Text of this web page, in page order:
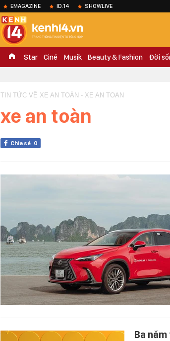
EMAGAZINE ID.14 SHOWLIVE
Star Ciné Musik Beauty & Fashion Đời
TIN TỨC VỀ XE AN TOÀN - XE AN TOAN
xe an toàn
Chia sẻ 0
Ba